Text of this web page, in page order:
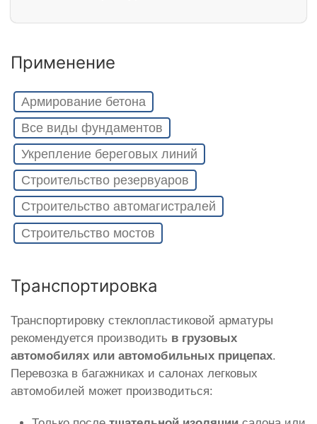
Применение
Армирование бетона
Все виды фундаментов
Укрепление береговых линий
Строительство резервуаров
Строительство автомагистралей
Строительство мостов
Транспортировка
Транспортировку стеклопластиковой арматуры
рекомендуется производить в грузовых
автомобилях или автомобильных прицепах.
Перевозка в багажниках и салонах легковых
автомобилей может производиться: